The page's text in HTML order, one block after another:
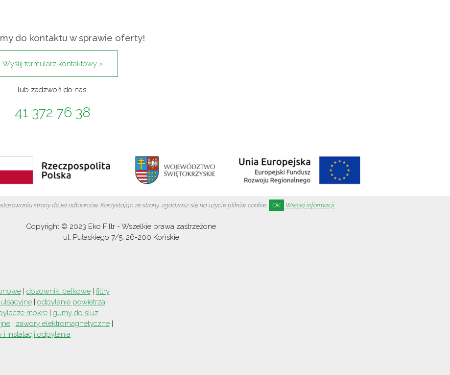
do kontaktu w sprawie oferty!
Wyślij formularz kontaktowy »
lub zadzwoń do nas:
41 372 76 38
strony do jej odbiorców. Korzystając ze strony, zgadzasz się na użycie plików cookie. OK Więcej informacji
Copyright © 2023 Eko Filtr - Wszelkie prawa zastrzeżone
ul. Pułaskiego 7/5, 26-200 Końskie
| dozowniki celkowe| filtry
| odpylanie powietrza|
mokre| gumy do śluz
| zawory elektromagnetyczne|
i instalacji odpylania